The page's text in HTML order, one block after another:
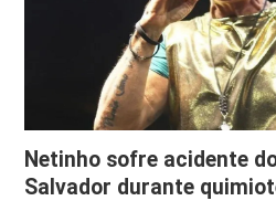
Netinho sofre acidente
Salvador durante